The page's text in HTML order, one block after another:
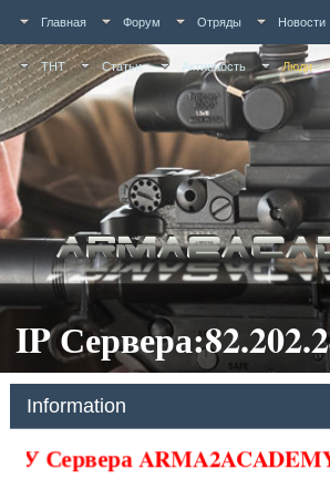
Главная Форум Отряды Новости
ТНТ Статьи Активность Люди
IP
Information
У Сервера